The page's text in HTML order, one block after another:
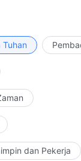
dan Pekerja